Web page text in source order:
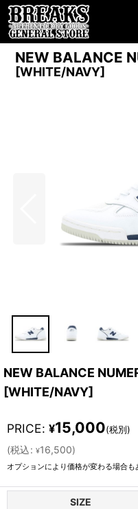
NEW BALANCE
[WHITE/NAVY]
NEW BALANCE
[WHITE/NAVY]
PRICE: ¥15,000(税別)
(税込: ¥16,500)
オプションにより価格が変わる場合も
SIZE